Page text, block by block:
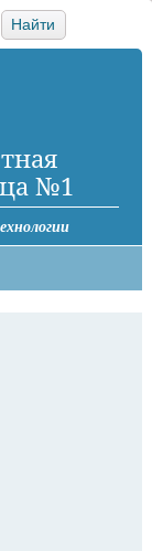
Найти
№1